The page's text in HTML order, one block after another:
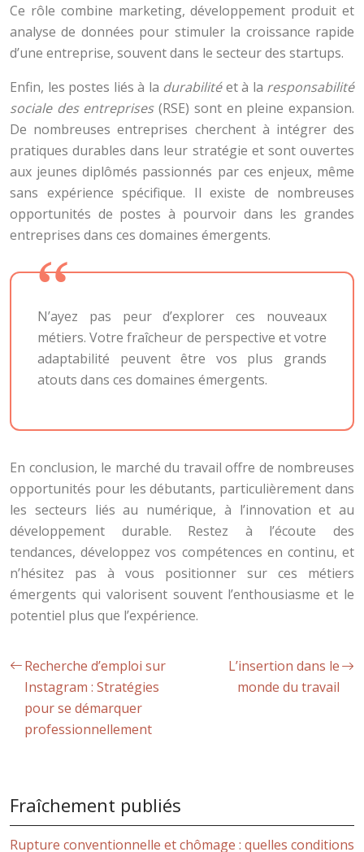
Ce rôle combine marketing, développement produit et
analyse de données pour stimuler la croissance rapide
d’une entreprise, souvent dans le secteur des startups.
Enfin, les postes liés à la durabilitéet à la responsabilité
sociale des entreprises(RSE) sont en pleine expansion.
De nombreuses entreprises cherchent à intégrer des
pratiques durables dans leur stratégie et sont ouvertes
aux jeunes diplômés passionnés par ces enjeux, même
sans expérience spécifique. Il existe de nombreuses
opportunités de postes à pourvoir dans les grandes
entreprises dans ces domaines émergents.
N’ayez pas peur d’explorer ces nouveaux
métiers. Votre fraîcheur de perspective et votre
adaptabilité peuvent être vos plus grands
atouts dans ces domaines émergents.
En conclusion, le marché du travail offre de nombreuses
opportunités pour les débutants, particulièrement dans
les secteurs liés au numérique, à l’innovation et au
développement durable. Restez à l’écoute des
tendances, développez vos compétences en continu, et
n’hésitez pas à vous positionner sur ces métiers
émergents qui valorisent souvent l’enthousiasme et le
potentiel plus que l’expérience.
Recherche d’emploi sur
Instagram : Stratégies
pour se démarquer
professionnellement
L’insertion dans le
monde du travail
Fraîchement publiés
Rupture conventionnelle et chômage : quelles conditions